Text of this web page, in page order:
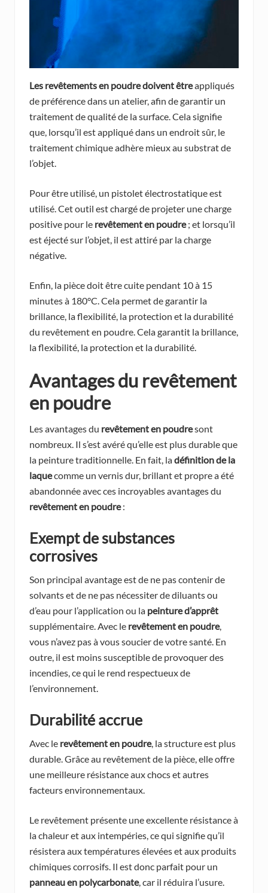
Les revêtements en poudre doivent êtreappliqués
de préférence dans un atelier, afin de garantir un
traitement de qualité de la surface. Cela signifie
que, lorsqu’il est appliqué dans un endroit sûr, le
traitement chimique adhère mieux au substrat de
l’objet.
Pour être utilisé, un pistolet électrostatique est
utilisé. Cet outil est chargé de projeter une charge
positive pour le revêtement en poudre; et lorsqu’il
est éjecté sur l’objet, il est attiré par la charge
négative.
Enfin, la pièce doit être cuite pendant 10 à 15
minutes à 180°C. Cela permet de garantir la
brillance, la flexibilité, la protection et la durabilité
du revêtement en poudre. Cela garantit la brillance,
la flexibilité, la protection et la durabilité.
Avantages du revêtement
en poudre
Les avantages du revêtement en poudresont
nombreux. Il s’est avéré qu’elle est plus durable que
la peinture traditionnelle. En fait, ladéfinition de la
laquecomme un vernis dur, brillant et propre a été
abandonnée avec ces incroyables avantages du
revêtement en poudre:
Exempt de substances
corrosives
Son principal avantage est de ne pas contenir de
solvants et de ne pas nécessiter de diluants ou
d’eau pour l’application ou la peinture d’apprêt
supplémentaire. Avec le revêtement en poudre,
vous n’avez pas à vous soucier de votre santé. En
outre, il est moins susceptible de provoquer des
incendies, ce qui le rend respectueux de
l’environnement.
Durabilité accrue
Avec le revêtement en poudre, la structure est plus
durable. Grâce au revêtement de la pièce, elle offre
une meilleure résistance aux chocs et autres
facteurs environnementaux.
Le revêtement présente une excellente résistance à
la chaleur et aux intempéries, ce qui signifie qu’il
résistera aux températures élevées et aux produits
chimiques corrosifs. Il est donc parfait pour un
panneau en polycarbonate, car il réduira l’usure.